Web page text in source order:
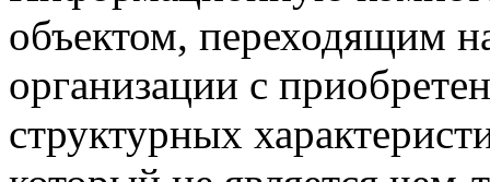
объектом, переходящим
организации с
структурных